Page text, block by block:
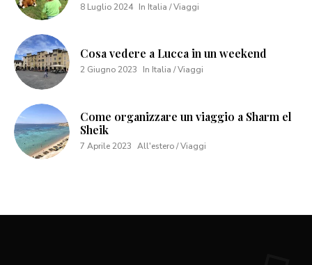
8 Luglio 2024 In Italia / Viaggi
Cosa vedere a Lucca in un weekend
2 Giugno 2023 In Italia / Viaggi
Come organizzare un viaggio a Sharm el
Sheik
7 Aprile 2023 All'estero / Viaggi